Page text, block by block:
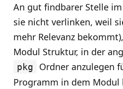
An gut findbarer Stelle
sie nicht verlinken, weil
mehr Relevanz
Modul Struktur, in der
pkg
Ordner anzulegen
Programm in dem Modul